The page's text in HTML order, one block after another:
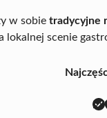
w sobie tradycyjne
lokalnej scenie